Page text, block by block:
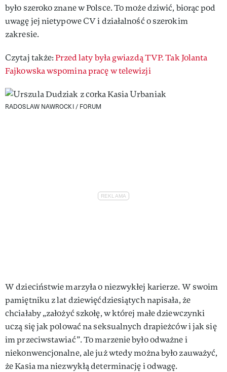
było szeroko znane w Polsce. To może dziwić, biorąc pod
uwagę jej nietypowe CV i działalność o szerokim
zakresie.
Czytaj także:Przed laty była gwiazdą TVP. Tak Jolanta
Fajkowska wspomina pracę w telewizji
RADOSLAW NAWROCKI / FORUM
W dzieciństwie marzyła o niezwykłej karierze. W swoim
pamiętniku z lat dziewięćdziesiątych napisała, że
chciałaby „założyć szkołę, w której małe dziewczynki
uczą się jak polować na seksualnych drapieżców i jak się
im przeciwstawiać”. To marzenie było odważne i
niekonwencjonalne, ale już wtedy można było zauważyć,
że Kasia ma niezwykłą determinację i odwagę.